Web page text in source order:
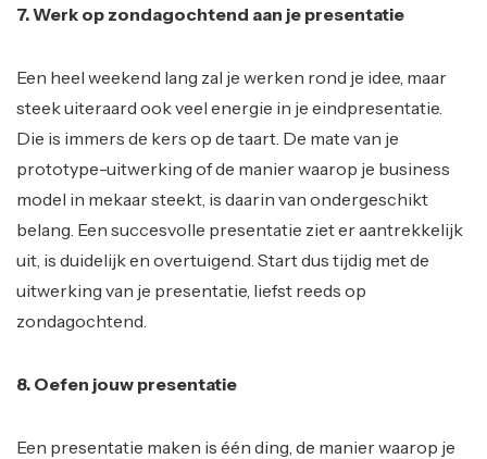
7. Werk op zondagochtend aan je presentatie
Een heel weekend lang zal je werken rond je idee, maar
steek uiteraard ook veel energie in je eindpresentatie.
Die is immers de kers op de taart. De mate van je
prototype-uitwerking of de manier waarop je business
model in mekaar steekt, is daarin van ondergeschikt
belang. Een succesvolle presentatie ziet er aantrekkelijk
uit, is duidelijk en overtuigend. Start dus tijdig met de
uitwerking van je presentatie, liefst reeds op
zondagochtend.
8. Oefen jouw presentatie
Een presentatie maken is één ding, de manier waarop je